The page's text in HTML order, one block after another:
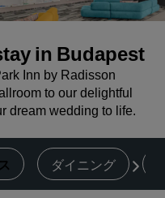
in Budapest
Inn by Radisson
to our delightful
dream wedding to life.
ダイニング